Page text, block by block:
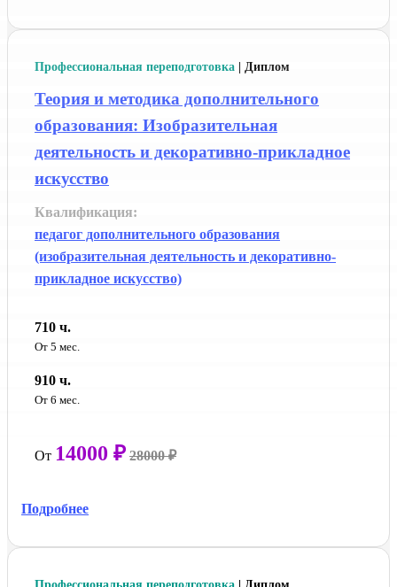
Профессиональная переподготовка | Диплом
Теория и методика дополнительного
образования: Изобразительная
деятельность и декоративно-прикладное
искусство
Квалификация:
педагог дополнительного образования
(изобразительная деятельность и декоративно-
прикладное искусство)
710 ч.
От 5 мес.
910 ч.
От 6 мес.
От 14000 ₽ 28000 ₽
Подробнее